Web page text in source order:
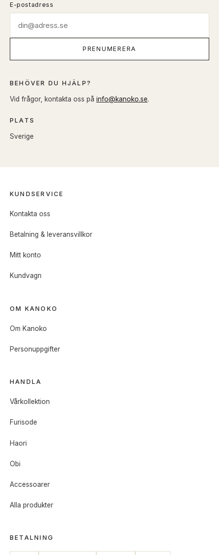
E-postadress
PRENUMERERA
BEHÖVER DU HJÄLP?
Vid frågor, kontakta oss på info@kanoko.se.
PLATS
Sverige
KUNDSERVICE
Kontakta oss
Betalning & leveransvillkor
Mitt konto
Kundvagn
OM KANOKO
Om Kanoko
Personuppgifter
HANDLA
Vårkollektion
Furisode
Haori
Obi
Accessoarer
Alla produkter
BETALNING